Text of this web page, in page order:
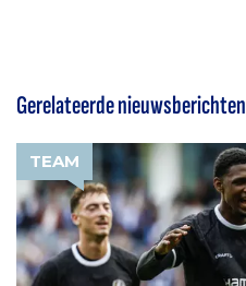
Gerelateerde nieuwsberichten
TEAM